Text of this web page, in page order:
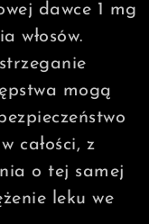
dawce 1 mg
włosów.
mogą
całości, z
o tej samej
leku we